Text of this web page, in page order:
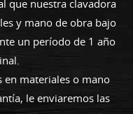
que nuestra clavadora
y mano de obra bajo
un período de 1 año
en materiales o mano
le enviaremos las